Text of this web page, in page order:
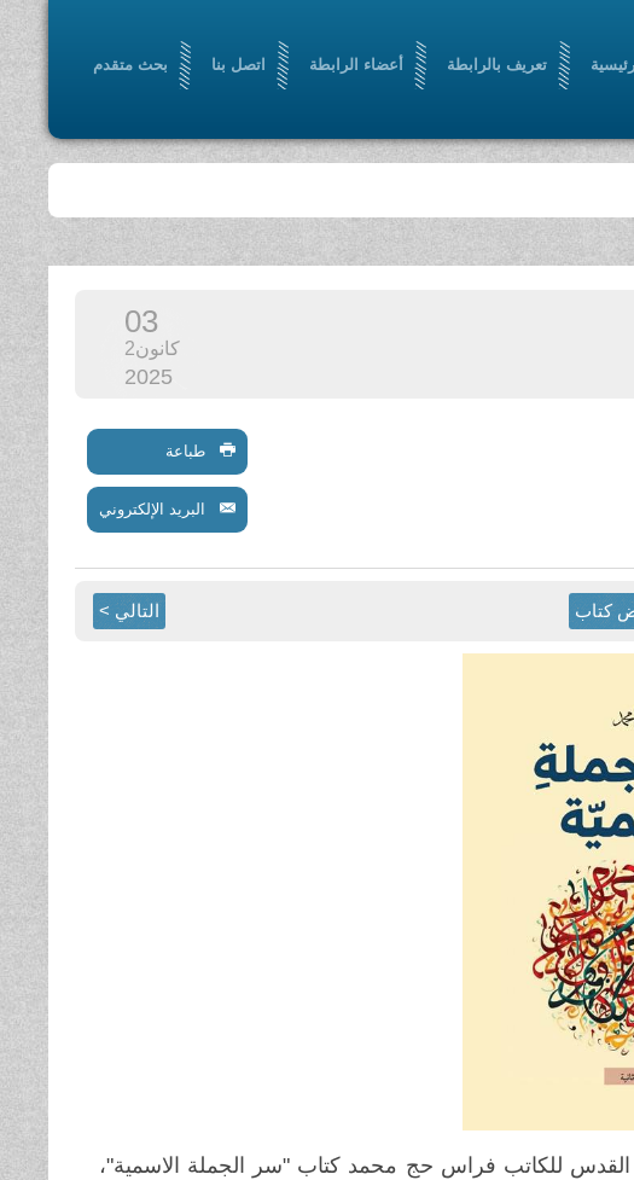
تعريف بالرابطة أعضاء الرابطة اتصل بنا بحث متقدم
03
كانون2
2025
طباعة
البريد الإلكتروني
كتاب التالي >
للكاتب فراس حج محمد كتاب "سر الجملة الاسمية"،